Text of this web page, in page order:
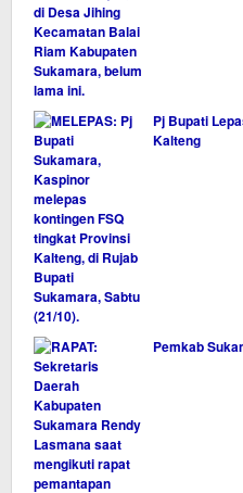
Pj Bupati
Kalteng
Pemkab